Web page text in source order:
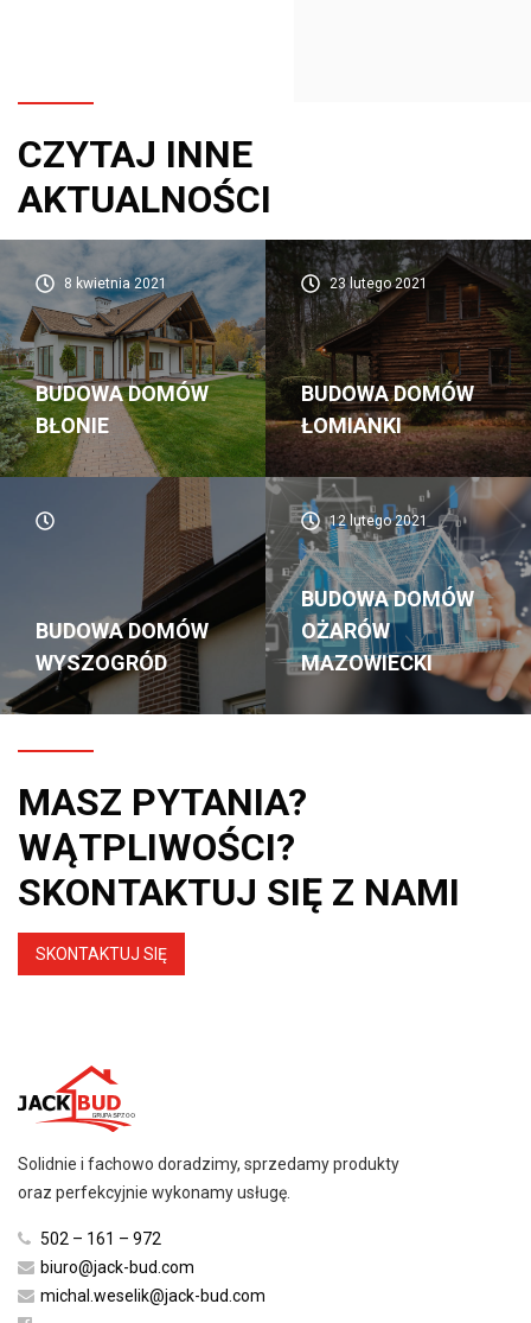
CZYTAJ INNE
AKTUALNOŚCI
8 kwietnia 2021
BUDOWA DOMÓW
BŁONIE
23 lutego 2021
BUDOWA DOMÓW
ŁOMIANKI
BUDOWA DOMÓW
WYSZOGRÓD
12 lutego 2021
BUDOWA DOMÓW
OŻARÓW
MAZOWIECKI
MASZ PYTANIA?
WĄTPLIWOŚCI?
SKONTAKTUJ SIĘ Z NAMI
SKONTAKTUJ SIĘ
Solidnie i fachowo doradzimy, sprzedamy produkty
oraz perfekcyjnie wykonamy usługę.
502 – 161 – 972
biuro@jack-bud.com
michal.weselik@jack-bud.com